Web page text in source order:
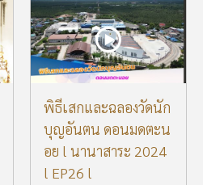
พิธีเสกและฉลองวัดนัก
บุญอันตน ดอนมดตะน
อย l นานาสาระ 2024
l EP26 l